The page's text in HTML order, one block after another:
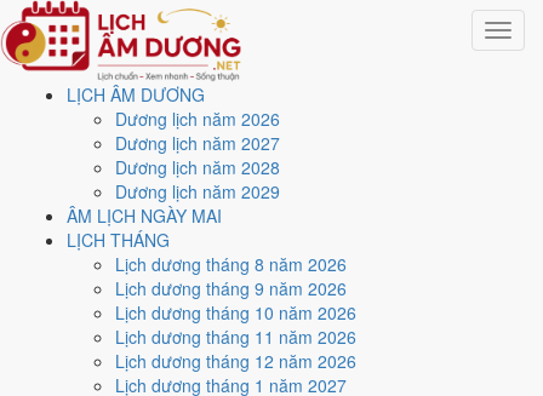
Toggle
LỊCH ÂM DƯƠNG
Dương lịch năm 2026
Dương lịch năm 2027
Dương lịch năm 2028
Dương lịch năm 2029
ÂM LỊCH NGÀY MAI
LỊCH THÁNG
Lịch dương tháng 8 năm 2026
Lịch dương tháng 9 năm 2026
Lịch dương tháng 10 năm 2026
Lịch dương tháng 11 năm 2026
Lịch dương tháng 12 năm 2026
Lịch dương tháng 1 năm 2027
Trang chủ
Lịch năm 2027
Tháng 1/2027
Ngày 2/1/2027 (Tân Tỵ)
Xem ngày2/1/2027
lịch - Ngày 25/11 âm lịch
(Tân Tỵ) tốt hay xấu?
Ngày 2/1/2027 dương lịch (Thứ Bảy) là ngày 25/11/2026 âm lịch